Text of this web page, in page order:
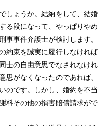
しょうか。結納をして、結婚
る段になって、やっぱりやめ
事事件弁護士が検討します。
約束を誠実に履行しなければ
士の自由意思でなされなけれ
思がなくなったのであれば、
のです。しかし、婚約を不当
料その他の損害賠償請求がで